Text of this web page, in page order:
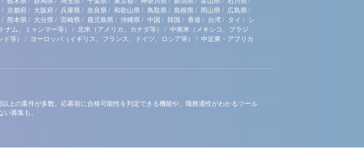
/ 京都府 / 大阪府 / 兵庫県 / 奈良県 / 和歌山県 / 鳥取県 / 島根県 / 岡山県 / 広島県 /
/ 熊本県 / 大分県 / 宮崎県 / 鹿児島県 / 沖縄県 / 中国 / 韓国 / 香港 / 台湾 / タイ / シ
ナム、ミャンマー等） / 北米（アメリカ、カナダ等） / 中南米（メキシコ、ブラジ
等） / ヨーロッパ（イギリス、フランス、ドイツ、ロシア等） / 中近東・アフリカ
上の案件が多数。応募前に合格可能性を判定できる機能や、職務適性がわかるツール
募集も。